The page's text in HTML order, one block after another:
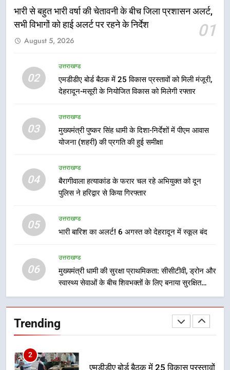
भारी से बहुत भारी वर्षा की चेतावनी के बीच जिला प्रशासन अलर्ट,
सभी विभागों को हाई अलर्ट पर रहने के निर्देश
01
August 5, 2026
02
उत्तराखण्ड
एमडीडीए बोर्ड बैठक में 25 विकास प्रस्तावों को मिली मंजूरी,
देहरादून-मसूरी के नियोजित विकास को मिलेगी रफ्तार
03
उत्तराखण्ड
मुख्यमंत्री पुष्कर सिंह धामी के दिशा-निर्देशों में पीएम आवास
योजना (शहरी) की प्रगति की हुई समीक्षा
04
उत्तराखण्ड
बैरागीवाला हत्याकांड के फरार चल रहे अभियुक्त को दून
पुलिस ने हरिद्वार से किया गिरफ्तार
05
उत्तराखण्ड
भारी बारिश का अलर्ट! 6 अगस्त को देहरादून में स्कूल बंद
06
उत्तराखण्ड
मुख्यमंत्री धामी की सुरक्षा प्राथमिकता: सीसीटीवी, ड्रोन और
स्वास्थ्य सेवाओं के बीच शिवभक्तों के लिए बनाया सुरक्षित
Trending
5
भारी बारिश का अलर्ट! 6 अगस्त को
6
मुख्यमंत्री धामी की सुरक्षा प्राथमिकता:
कांवड़ मार्ग
का शुभारंभ
उत्तराखण्ड
8
सड़क सुरक्षा पर डीएम का सख्त एक्शन,
1
भारी से बहुत भारी वर्षा की चेतावनी के बीच
जिला प्रशासन अलर्ट, सभी विभागों को हाई
2
एमडीडीए बोर्ड बैठक में 25 विकास प्रस्तावों